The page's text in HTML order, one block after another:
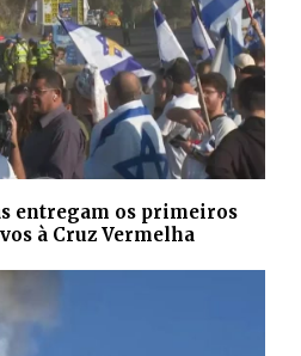
entregam os primeiros
à Cruz Vermelha